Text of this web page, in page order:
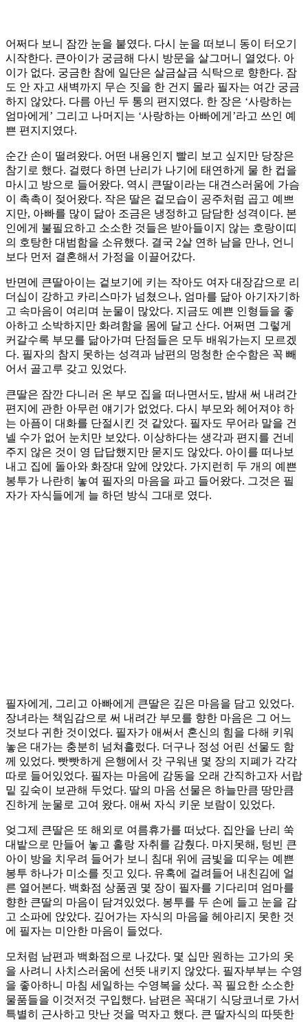
어쩌다 보니 잠깐 눈을 붙였다. 다시 눈을 떠보니 동이 터오기
시작한다. 큰아이가 궁금해 다시 방문을 살그머니 열었다. 아
이가 없다. 궁금한 참에 일단은 살금살금 식탁으로 향한다. 잠
도 안 자고 새벽까지 무슨 짓을 한 건지 몰라 필자는 여간 궁금
하지 않았다. 다름 아닌 두 통의 편지였다. 한 장은 ‘사랑하는
엄마에게’ 그리고 나머지는 ‘사랑하는 아빠에게’라고 쓰인 예
쁜 편지지였다.
순간 손이 떨려왔다. 어떤 내용인지 빨리 보고 싶지만 당장은
참기로 했다. 걸렸다 하면 난리가 나기에 태연하게 물 한 컵을
마시고 방으로 들어왔다. 역시 큰딸이라는 대견스러움에 가슴
이 촉촉이 젖어왔다. 작은 딸은 겉모습이 공주처럼 곱고 예쁘
지만, 아빠를 많이 닮아 조금은 냉정하고 담담한 성격이다. 본
인에게 불필요하고 소소한 것들은 받아들이지 않는 호랑이띠
의 호탕한 대범함을 소유했다. 결국 2살 연하 남을 만나, 언니
보다 먼저 결혼해서 가정을 이끌어갔다.
반면에 큰딸아이는 겉보기에 키는 작아도 여자 대장감으로 리
더십이 강하고 카리스마가 넘쳤으나, 엄마를 닮아 아기자기하
고 속마음이 여리며 눈물이 많았다. 지금도 예쁜 인형들을 좋
아하고 소박하지만 화려함을 몸에 달고 산다. 어쩌면 그렇게
커갈수록 부모를 닮아가며 단점들은 모두 배워가는지 모르겠
다. 필자의 참지 못하는 성격과 남편의 멍청한 순수함은 꼭 빼
어서 골고루 갖고 있었다.
큰딸은 잠깐 다니러 온 부모 집을 떠나면서도, 밤새 써 내려간
편지에 관한 아무런 얘기가 없었다. 다시 부모와 헤어져야 하
는 아픔이 대화를 단절시킨 것 같았다. 필자도 무어라 말을 건
넬 수가 없어 눈치만 보았다. 이상하다는 생각과 편지를 건네
주지 않은 것이 영 답답했지만 묻지도 않았다. 아이를 떠나보
내고 집에 돌아와 화장대 앞에 앉았다. 가지런히 두 개의 예쁜
봉투가 나란히 놓여 필자의 마음을 파고 들어왔다. 그것은 필
자가 자식들에게 늘 하던 방식 그대로 였다.
필자에게, 그리고 아빠에게 큰딸은 깊은 마음을 담고 있었다.
장녀라는 책임감으로 써 내려간 부모를 향한 마음은 그 어느
것보다 귀한 것이었다. 필자가 애써서 혼신의 힘을 다해 키워
놓은 대가는 충분히 넘쳐흘렀다. 더구나 정성 어린 선물도 함
께 있었다. 빳빳하게 은행에서 갓 구워낸 몇 장의 지폐가 각각
따로 들어있었다. 필자는 마음에 감동을 오래 간직하고자 서랍
밑 깊숙이 보관해 두었다. 딸의 마음 선물은 하늘만큼 땅만큼
진하게 눈물로 고여 왔다. 애써 자식 키운 보람이 있었다.
엊그제 큰딸은 또 해외로 여름휴가를 떠났다. 집안을 난리 쑥
대밭으로 만들어 놓고 홀랑 자취를 감췄다. 마지못해, 텅빈 큰
아이 방을 치우려 들어가 보니 침대 위에 금빛을 띠우는 예쁜
봉투 하나가 미소를 짓고 있다. 유혹에 걸려들어 내친김에 얼
른 열어본다. 백화점 상품권 몇 장이 필자를 기다리며 엄마를
향한 큰딸의 마음이 담겨있었다. 봉투를 두 손에 들고 눈을 감
고 소파에 앉았다. 깊어가는 자식의 마음을 헤아리지 못한 것
에 필자는 미안한 마음이 들었다.
모처럼 남편과 백화점으로 나갔다. 몇 십만 원하는 고가의 옷
을 사려니 사치스러움에 선뜻 내키지 않았다. 필자부부는 수영
을 좋아하니 마침 세일하는 수영복을 샀다. 꼭 필요한 소소한
물품들을 이것저것 구입했다. 남편은 꼭대기 식당코너로 가서
특별히 근사하고 맛난 것을 먹자고 했다. 큰 딸자식의 따뜻한